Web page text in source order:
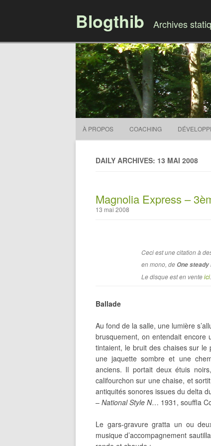
Blogthib Archives
À PROPOS COACHING
DAILY ARCHIVES: 13 MAI 2008
Magnolia Express –
13 mai 2008
Ceci est une citation à
en mono, de One steady
Le disque est en venteici.
Ballade
Au fond de la salle, une lumière
brusquement, on entendait encore
tintaient, le bruit des chaises sur
une jaquette sombre et une
anciens. Il portait deux étuis
califourchon sur une chaise, et
antiquités sonores issues du delta
– National Style N… 1931, souffla
Le gars-gravure gratta un ou
musique d’accompagnement